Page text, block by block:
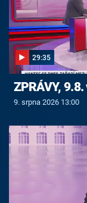
29:35
ZPRÁVY,
9. srpna 2026 13:00